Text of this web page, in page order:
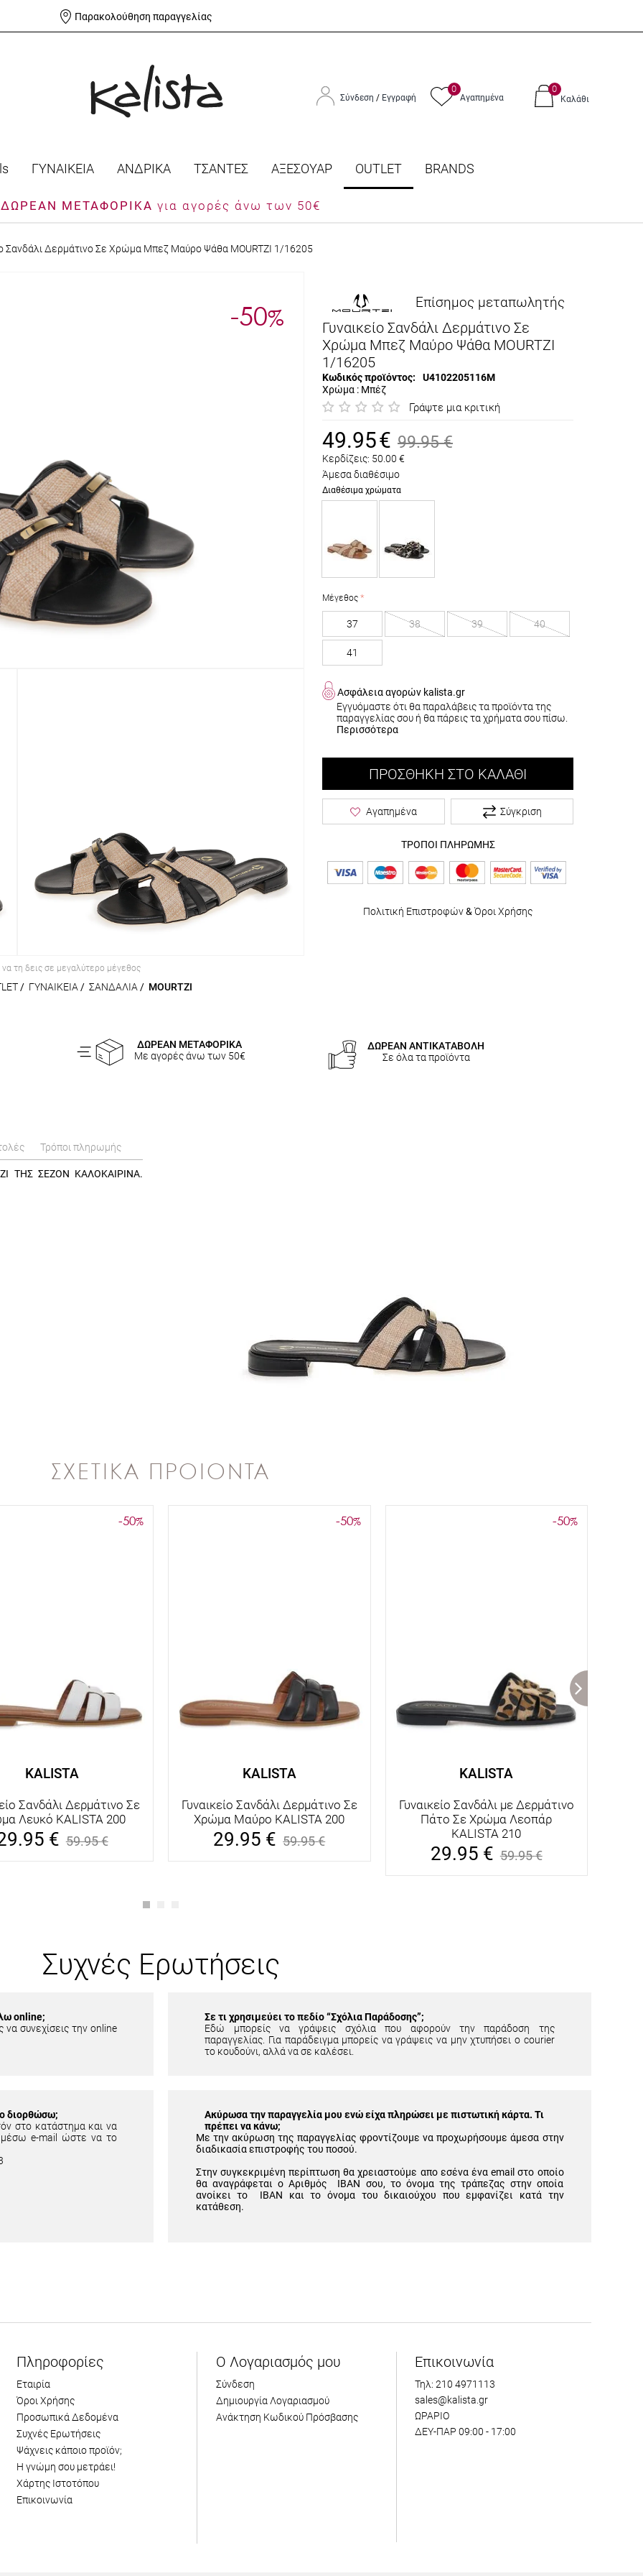
Παρακολούθηση παραγγελίας
Σύνδεση / Εγγραφή
0
Αγαπημένα
0
Καλάθι
ΓΥΝΑΙΚΕΙΑ ΑΝΔΡΙΚΑ ΤΣΑΝΤΕΣ ΑΞΕΣΟΥΑΡ OUTLET BRANDS
ΔΩΡΕΑΝ ΜΕΤΑΦΟΡΙΚΑ για αγορές άνω των 50€
Σανδάλι Δερμάτινο Σε Χρώμα Μπεζ Μαύρο Ψάθα MOURTZI 1/16205
-50%
να τη δεις σε μεγαλύτερο μέγεθος
/ ΓΥΝΑΙΚΕΙΑ / ΣΑΝΔΑΛΙΑ / MOURTZI
Επίσημος μεταπωλητής
Γυναικείο Σανδάλι Δερμάτινο Σε
Χρώμα Μπεζ Μαύρο Ψάθα MOURTZI
1/16205
Κωδικός προϊόντος:
U4102205116M
Χρώμα : Μπέζ
Γράψτε μια κριτική
49.95€ 99.95 €
Κερδίζεις: 50.00 €
Άμεσα διαθέσιμο
Διαθέσιμα χρώματα
Μέγεθος
37 38 39 40
41
Ασφάλεια αγορών kalista.gr
Εγγυόμαστε ότι θα παραλάβεις τα προϊόντα της
παραγγελίας σου ή θα πάρεις τα χρήματα σου πίσω.
Περισσότερα
ΠΡΟΣΘΉΚΗ ΣΤΟ ΚΑΛΆΘΙ
Αγαπημένα Σύγκριση
ΤΡΟΠΟΙ ΠΛΗΡΩΜΗΣ
Πολιτική Επιστροφών& Όροι Χρήσης
ΔΩΡΕΑΝ ΜΕΤΑΦΟΡΙΚΑ
Με αγορές άνω των 50€
ΔΩΡΕΑΝ ΑΝΤΙΚΑΤΑΒΟΛΗ
Σε όλα τα προϊόντα
Τρόποι πληρωμής
ΤΗΣ ΣΕΖΟΝ ΚΑΛΟΚΑΙΡΙΝΑ.
ΣΧΕΤΙΚΑ ΠΡΟΙΟΝΤΑ
-50%
KALISTA
Σανδάλι Δερμάτινο Σε
Λευκό KALISTA 200
€ 59.95€
-50%
KALISTA
Γυναικείο Σανδάλι Δερμάτινο Σε
Χρώμα Μαύρο KALISTA 200
29.95 € 59.95€
-50%
KALISTA
Γυναικείο Σανδάλι με Δερμάτινο
Πάτο Σε Χρώμα Λεοπάρ
KALISTA 210
29.95 € 59.95€
Συχνές Ερωτήσεις
online;
συνεχίσεις την online
Σε τι χρησιμεύει το πεδίο “Σχόλια Παράδοσης”;
Εδώ μπορείς να γράψεις σχόλια που αφορούν την παράδοση της
παραγγελίας. Για παράδειγμα μπορείς να γράψεις να μην χτυπήσει ο courier
το κουδούνι, αλλά να σε καλέσει.
διορθώσω;
στο κατάστημα και να
μέσω e-mail ώστε να το
Ακύρωσα την παραγγελία μου ενώ είχα πληρώσει με πιστωτική κάρτα. Τι
πρέπει να κάνω;
Με την ακύρωση της παραγγελίας φροντίζουμε να προχωρήσουμε άμεσα στην
διαδικασία επιστροφής του ποσού.
Στην συγκεκριμένη περίπτωση θα χρειαστούμε απο εσένα ένα email στο οποίο
θα αναγράφεται ο Αριθμός IBAN σου, το όνομα της τράπεζας στην οποία
ανοίκει το IBAN και το όνομα του δικαιούχου που εμφανίζει κατά την
κατάθεση.
Πληροφορίες
Εταιρία
Όροι Χρήσης
Προσωπικά Δεδομένα
Συχνές Ερωτήσεις
Ψάχνεις κάποιο προϊόν;
Η γνώμη σου μετράει!
Χάρτης Ιστοτόπου
Επικοινωνία
Ο Λογαριασμός μου
Σύνδεση
Δημιουργία Λογαριασμού
Ανάκτηση Κωδικού Πρόσβασης
Επικοινωνία
Τηλ: 210 4971113
sales@kalista.gr
ΩΡΑΡΙΟ
ΔΕΥ-ΠΑΡ 09:00 - 17:00